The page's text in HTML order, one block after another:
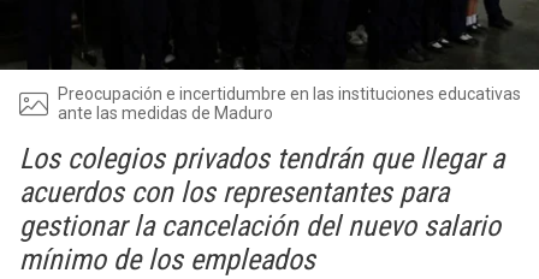
Preocupación e incertidumbre en las instituciones educativas
ante las medidas de Maduro
Los colegios privados tendrán que llegar a
acuerdos con los representantes para
gestionar la cancelación del nuevo salario
mínimo de los empleados